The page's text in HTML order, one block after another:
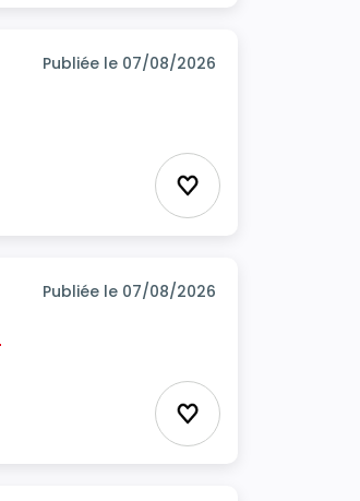
Publiée le 07/08/2026
Ajouter aux
Publiée le 07/08/2026
Ajouter aux